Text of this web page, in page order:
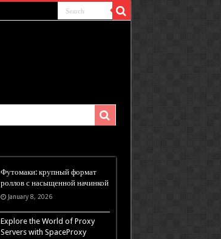
Футомаки: крупный формат
роллов с насыщенной начинкой
January 8, 2026
Explore the World of Proxy
Servers with SpaceProxy